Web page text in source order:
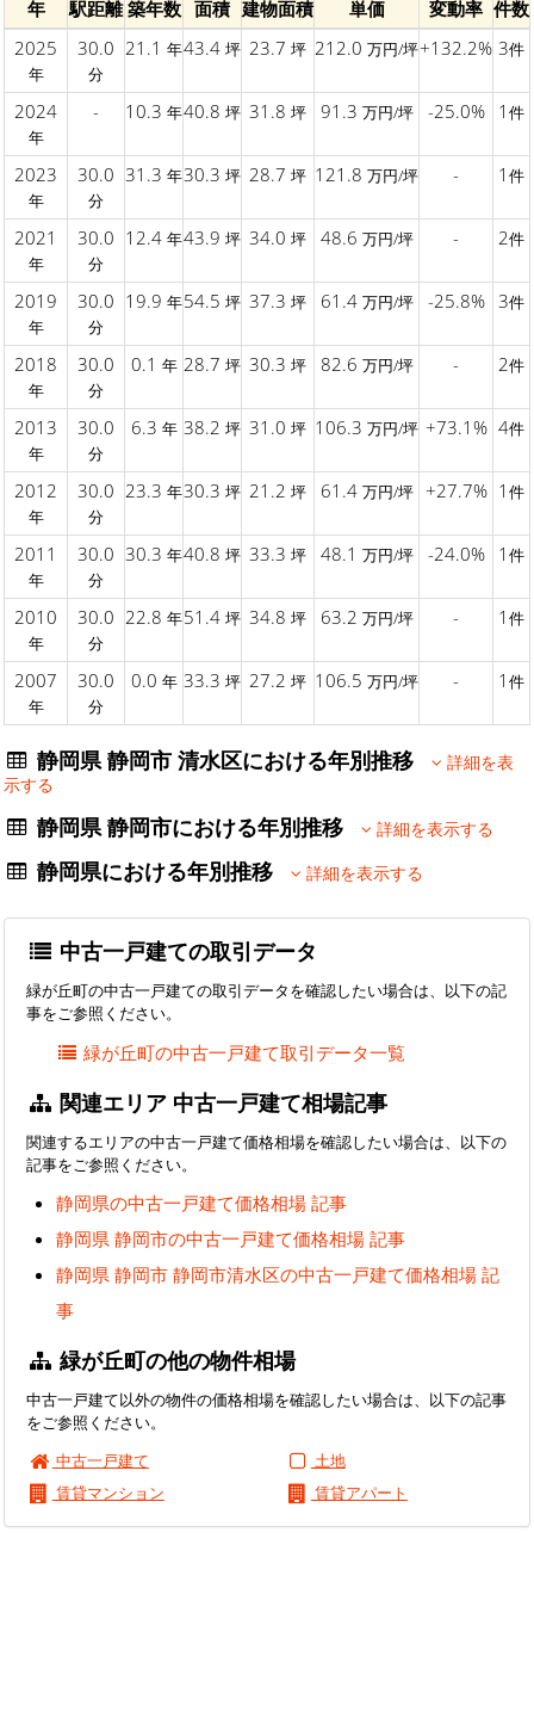
年 駅距離 築年数 面積 建物面積 単価 変動率 件数
2025
年
30.0
分
21.1 年43.4 坪 23.7 坪 212.0 万円/坪+132.2% 3件
2024
年
- 10.3 年40.8 坪 31.8 坪 91.3 万円/坪 -25.0% 1 件
2023
年
30.0
分
31.3 年30.3 坪 28.7 坪 121.8 万円/坪 - 1 件
2021
年
30.0
分
12.4 年43.9 坪 34.0 坪 48.6 万円/坪 - 2件
2019
年
30.0
分
19.9 年54.5 坪 37.3 坪 61.4 万円/坪 -25.8% 3件
2018
年
30.0
分
0.1 年 28.7 坪 30.3 坪 82.6 万円/坪 - 2件
2013
年
30.0
分
6.3 年 38.2 坪 31.0 坪 106.3 万円/坪 +73.1% 4件
2012
年
30.0
分
23.3 年30.3 坪 21.2 坪 61.4 万円/坪 +27.7% 1 件
2011
年
30.0
分
30.3 年40.8 坪 33.3 坪 48.1 万円/坪 -24.0% 1 件
2010
年
30.0
分
22.8 年51.4 坪 34.8 坪 63.2 万円/坪 - 1 件
2007
年
30.0
分
0.0 年 33.3 坪 27.2 坪 106.5 万円/坪 - 1 件
静岡県 静岡市 清水区における年別推移
詳細を表
示する
静岡県 静岡市における年別推移 詳細を表示する
静岡県における年別推移 詳細を表示する
中古一戸建ての取引データ
緑が丘町の中古一戸建ての取引データを確認したい場合は、以下の記
事をご参照ください。
緑が丘町の中古一戸建て取引データ一覧
関連エリア 中古一戸建て相場記事
関連するエリアの中古一戸建て価格相場を確認したい場合は、以下の
記事をご参照ください。
静岡県の中古一戸建て価格相場 記事
静岡県 静岡市の中古一戸建て価格相場 記事
静岡県 静岡市 静岡市清水区の中古一戸建て価格相場 記
事
緑が丘町の他の物件相場
中古一戸建て以外の物件の価格相場を確認したい場合は、以下の記事
をご参照ください。
中古一戸建て
土地
賃貸マンション
賃貸アパート